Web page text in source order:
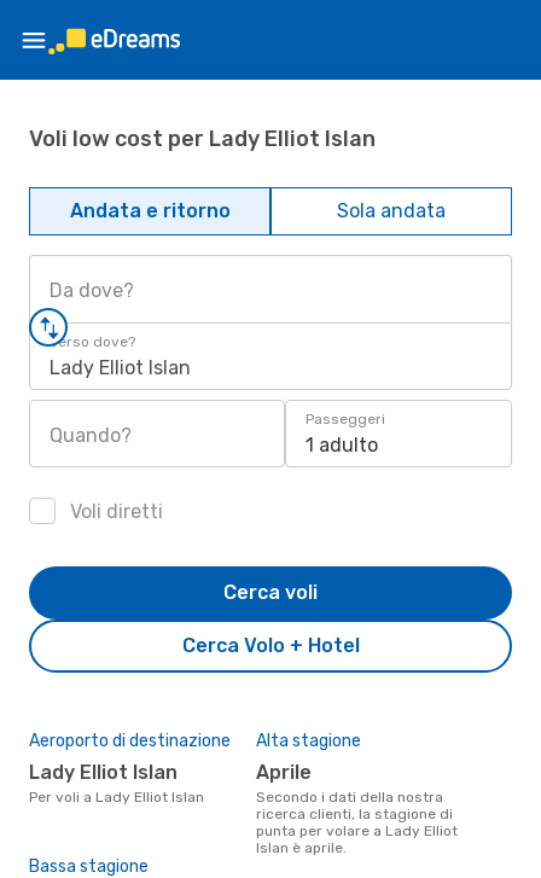
Voli low cost per Lady Elliot Islan
Andata e ritorno Sola andata
Da dove?
Verso dove?
Lady Elliot Islan
Quando?
Passeggeri
1 adulto
Voli diretti
Cerca Volo + Hotel
Cerca voli
Aeroporto di destinazione
Lady Elliot Islan
Per voli a Lady Elliot Islan
Alta stagione
aprile
Secondo i dati della nostra
ricerca clienti, la stagione di
punta per volare a Lady Elliot
Islan è aprile.
Bassa stagione